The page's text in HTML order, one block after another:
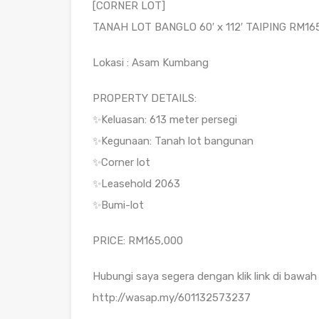
[CORNER LOT]
TANAH LOT BANGLO 60′ x 112′ TAIPING
Lokasi : Asam Kumbang
PROPERTY DETAILS:
✨Keluasan: 613 meter persegi
✨Kegunaan: Tanah lot bangunan
✨Corner lot
✨Leasehold 2063
✨Bumi-lot
PRICE: RM165,000
Hubungi saya segera dengan klik link di bawah
http://wasap.my/601132573237